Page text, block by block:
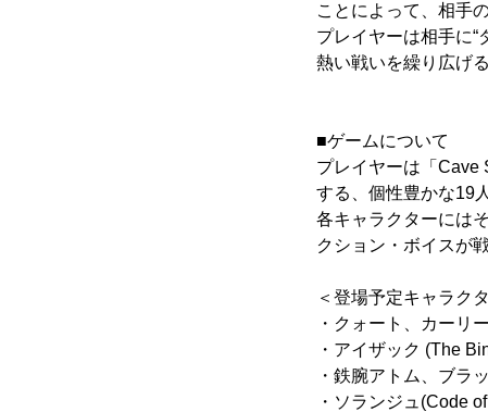
ことによって、相手
プレイヤーは相手に“
熱い戦いを繰り広げ
■ゲームについて
プレイヤーは「Cave
する、個性豊かな19
各キャラクターには
クション・ボイスが
＜登場予定キャラク
・クォート、カーリ
・アイザック (The
・鉄腕アトム、ブラ
・ソランジュ(Code